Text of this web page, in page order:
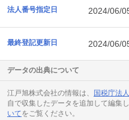
法人番号指定日 2024/06/
最終登記更新日 2024/06/
データの出典について
江戸旭株式会社の情報は、 国税庁法
自で収集したデータを追加して編集
いてをご覧ください。